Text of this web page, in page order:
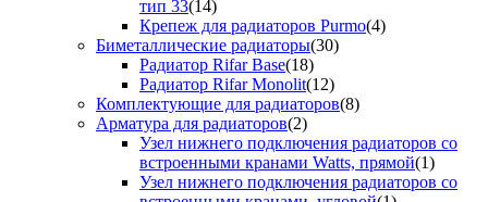
тип 33(14)
Крепеж для радиаторов Purmo(4)
Биметаллические радиаторы(30)
Радиатор Rifar Base(18)
Радиатор Rifar Monolit(12)
Комплектующие для радиаторов(8)
Арматура для радиаторов(2)
Узел нижнего подключения радиаторов со
встроенными кранами Watts, прямой(1)
Узел нижнего подключения радиаторов со